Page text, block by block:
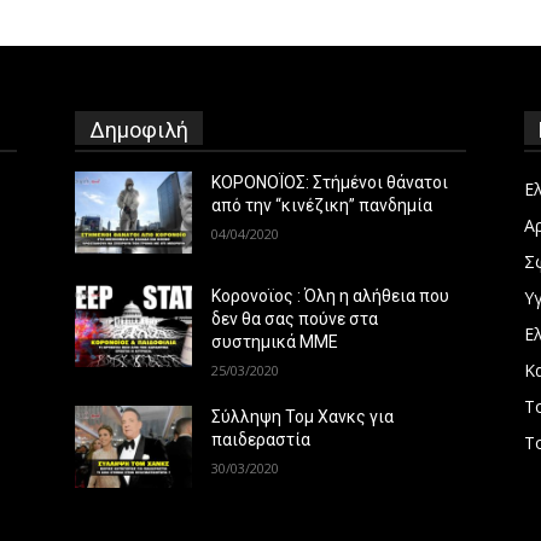
Δημοφιλή
ΚΟΡΟΝΟΪΟΣ: Στήμένοι θάνατοι
από την “κινέζικη” πανδημία
04/04/2020
Κορονοϊος : Όλη η αλήθεια που
δεν θα σας πούνε στα
συστημικά ΜΜΕ
25/03/2020
Σύλληψη Τομ Χανκς για
παιδεραστία
30/03/2020